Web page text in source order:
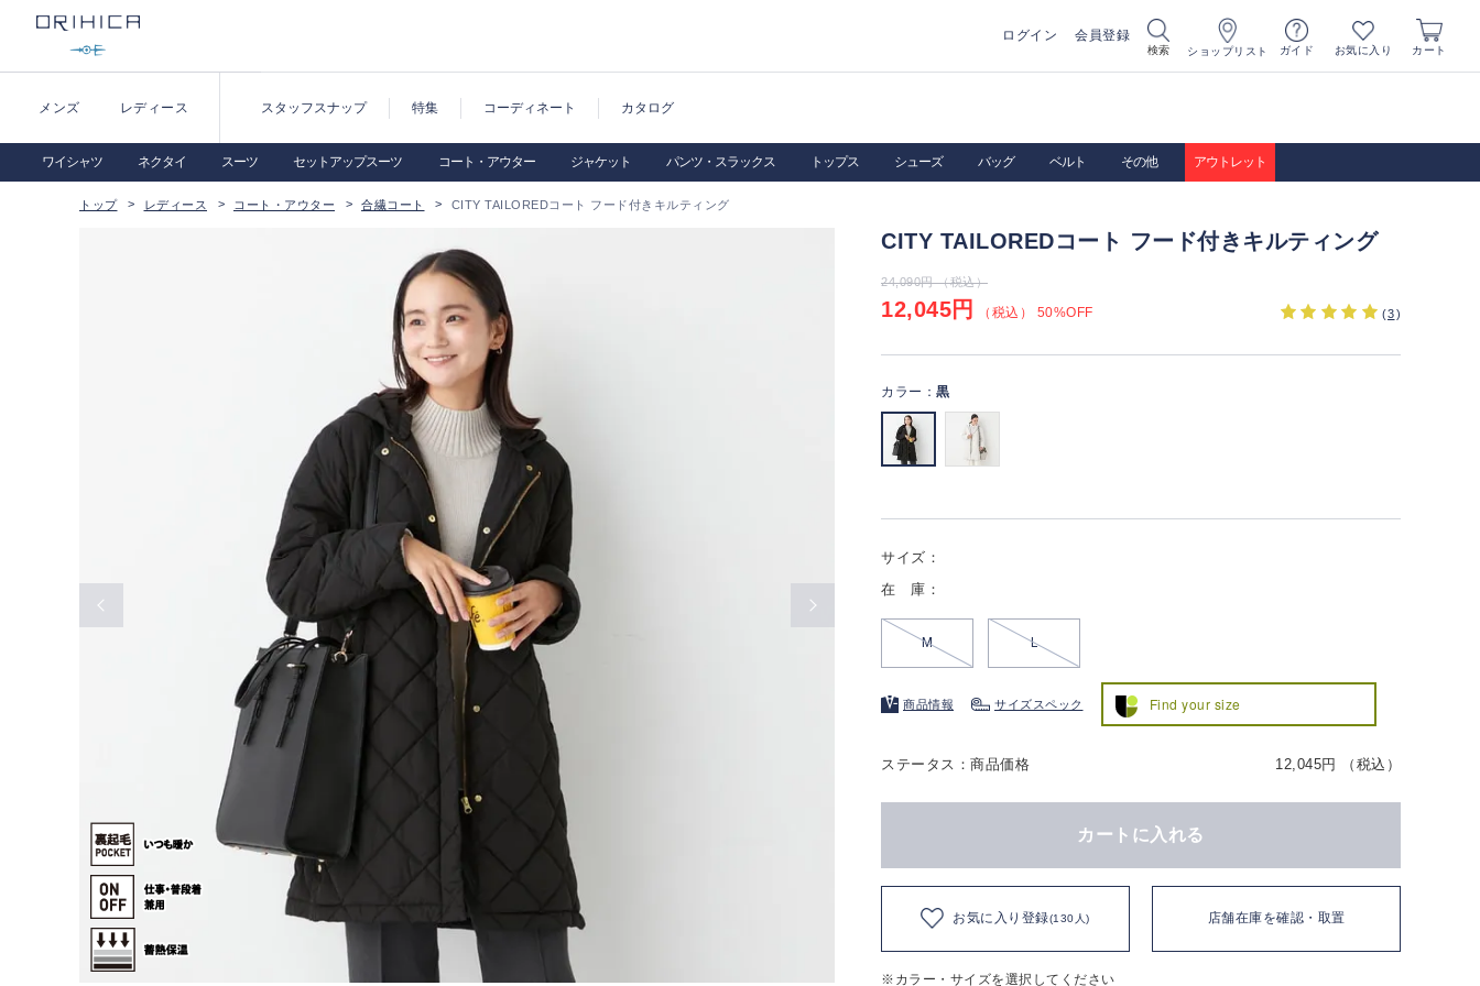
ログイン 会員登録
検索 ショップリスト ガイド お気に入り カート
メンズ レディース スタッフスナップ 特集 コーディネート カタログ
ワイシャツ ネクタイ スーツ セットアップスーツ コート・アウター ジャケット パンツ・スラックス トップス シューズ バッグ ベルト その他 アウトレット
トップ レディース コート・アウター 合繊コート CITY TAILOREDコート フード付きキルティング
CITY TAILOREDコート フード付きキルティング
24,090円 （税込）
12,045円 （税込） 50%OFF (3)
カラー： 黒
サイズ：
在 庫：
M L
商品情報 サイズスペック Find your size
ステータス：商品価格 12,045円 （税込）
カートに入れる
お気に入り登録(130人) 店舗在庫を確認・取置
※カラー・サイズを選択してください